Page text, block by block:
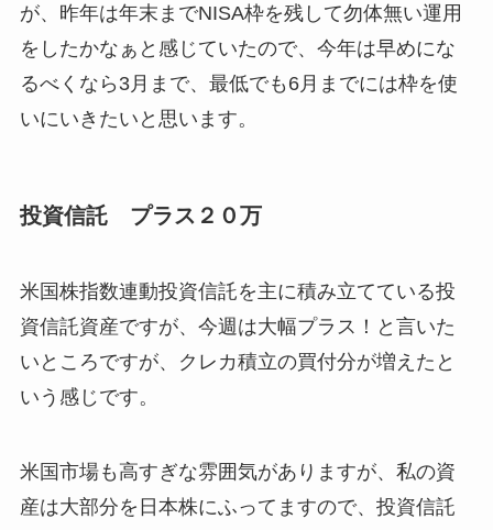
が、昨年は年末までNISA枠を残して勿体無い運用
をしたかなぁと感じていたので、今年は早めにな
るべくなら3月まで、最低でも6月までには枠を使
いにいきたいと思います。
投資信託 プラス２０万
米国株指数連動投資信託を主に積み立てている投
資信託資産ですが、今週は大幅プラス！と言いた
いところですが、クレカ積立の買付分が増えたと
いう感じです。
米国市場も高すぎな雰囲気がありますが、私の資
産は大部分を日本株にふってますので、投資信託